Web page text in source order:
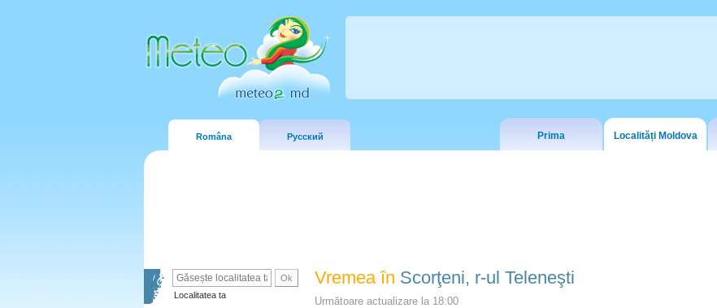
Româna Русский Prima Localități Moldova
Localitatea ta
Vremea în Scorţeni, r-ul Teleneşti
Următoare actualizare la 18:00